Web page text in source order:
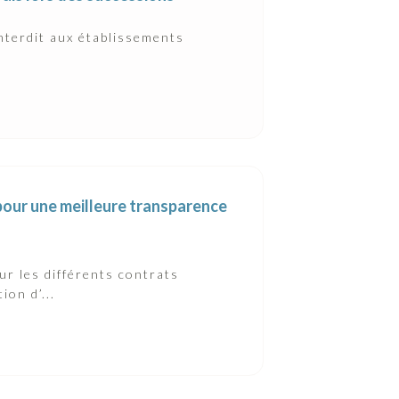
aux établissements
une meilleure transparence
les différents contrats
d’...